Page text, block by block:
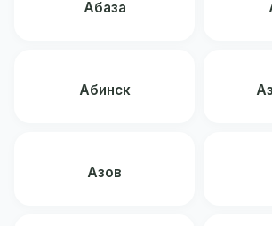
Абаза
Абинск
Азов